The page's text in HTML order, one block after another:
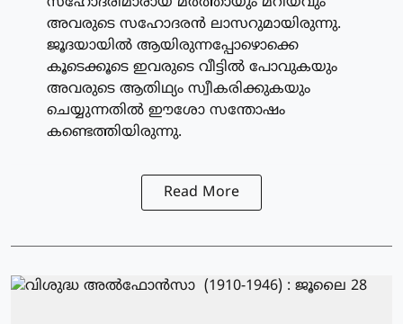
അവരുടെ സഹോദരന്‍ ലാസറുമായിരുന്നു.
ജൂദയായില്‍ ആയിരുന്നപ്പോഴൊക്കെ
കൂടെക്കൂടെ ഇവരുടെ വീട്ടില്‍ പോവുകയും
അവരുടെ ആതിഥ്യം സ്വീകരിക്കുകയും
ചെയ്യുന്നതില്‍ ഈശോ സന്തോഷം
കണ്ടെത്തിയിരുന്നു.
Read More